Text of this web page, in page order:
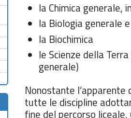
la Chimica generale,
la Biologia generale
la Biochimica
le Scienze della
generale)
Nonostante
tutte le discipline
fine del percorso